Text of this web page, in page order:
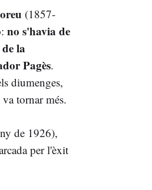
(1857-
no s'havia de
la
Pagès.
diumenges,
tornar més.
de 1926),
per l'èxit